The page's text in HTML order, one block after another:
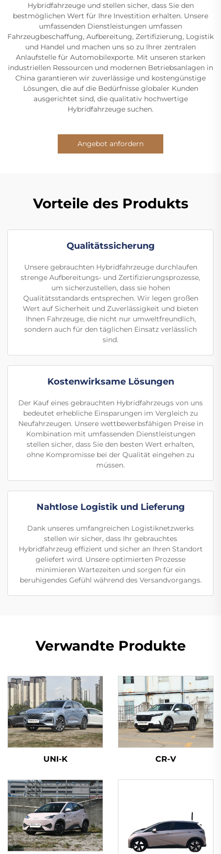
Hybridfahrzeuge und stellen sicher, dass Sie den
bestmöglichen Wert für Ihre Investition erhalten. Unsere
umfassenden Dienstleistungen umfassen
Fahrzeugbeschaffung, Aufbereitung, Zertifizierung, Logistik
und Handel und machen uns so zu Ihrer zentralen
Anlaufstelle für Automobilexporte. Mit unseren starken
industriellen Ressourcen und modernen Betriebsanlagen in
China garantieren wir zuverlässige und kostengünstige
Lösungen, die auf die Bedürfnisse globaler Kunden
ausgerichtet sind, die qualitativ hochwertige
Hybridfahrzeuge suchen.
Angebot anfordern
Vorteile des Produkts
Qualitätssicherung
Unsere gebrauchten Hybridfahrzeuge durchlaufen
strenge Aufbereitungs- und Zertifizierungsprozesse,
um sicherzustellen, dass sie hohen
Qualitätsstandards entsprechen. Wir legen großen
Wert auf Sicherheit und Zuverlässigkeit und bieten
Ihnen Fahrzeuge, die nicht nur umweltfreundlich,
sondern auch für den täglichen Einsatz verlässlich
sind.
Kostenwirksame Lösungen
Der Kauf eines gebrauchten Hybridfahrzeugs von uns
bedeutet erhebliche Einsparungen im Vergleich zu
Neufahrzeugen. Unsere wettbewerbsfähigen Preise in
Kombination mit umfassenden Dienstleistungen
stellen sicher, dass Sie den besten Wert erhalten,
ohne Kompromisse bei der Qualität eingehen zu
müssen.
Nahtlose Logistik und Lieferung
Dank unseres umfangreichen Logistiknetzwerks
stellen wir sicher, dass Ihr gebrauchtes
Hybridfahrzeug effizient und sicher an Ihren Standort
geliefert wird. Unsere optimierten Prozesse
minimieren Wartezeiten und sorgen für ein
beruhigendes Gefühl während des Versandvorgangs.
Verwandte Produkte
UNI-K CR-V